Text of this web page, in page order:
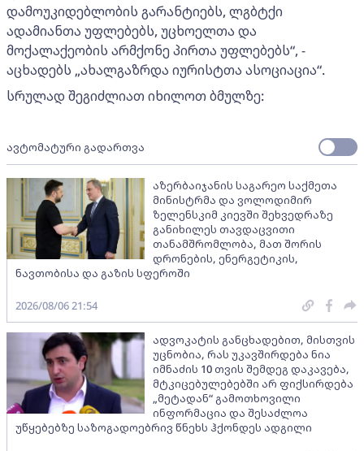
დამოუკიდებლობის გარანტიებს, ლგბტქი
ადამიანთა უფლებებს, უცხოელთა და
მოქალაქეობის არმქონე პირთა უფლებებს“, -
აცხადებს „ახალგაზრდა იურისტთა ასოციაცია“.
სრულად შეგიძლიათ იხილოთ ბმულზე:
ავტომატური გადართვა
აზერბაიჯანის საგარეო საქმეთა
მინისტრმა და ვოლოდიმირ
ზელენსკიმ კიევში შეხვედრაზე
განიხილეს თავდაცვითი
თანამშრომლობა, მათ შორის
დრონების, ენერგეტიკის,
ნავთობისა და გაზის სფეროში
2026/08/06 21:54
ადვოკატის განცხადებით, მისთვის
უცნობია, რას უკავშირდება ნია
იმნაძის 10 თვის შემდეგ დაკავება,
მტკიცებულებებში არ ფიქსირდება
„მეტადან“ გამოთხოვილი
ინფორმაცია და შესაძლოა
უწყებებზე საზოგადოებრივ წნეხს ჰქონდეს ადგილი